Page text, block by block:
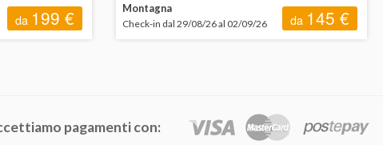
da 199 € Montagna
Check-in dal 29/08/26 al 02/09/26 da 145 €
pagamenti con: